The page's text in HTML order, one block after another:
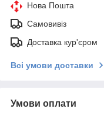
Нова Пошта
Самовивіз
Доставка кур'єром
Всі умови доставки
Умови оплати